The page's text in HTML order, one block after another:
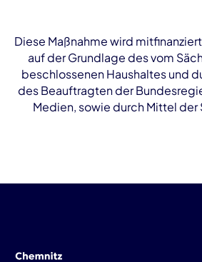
Diese Maßnahme wird
auf der Grundlage des vom
beschlossenen Haushaltes und
des Beauftragten der
Medien, sowie durch Mittel der